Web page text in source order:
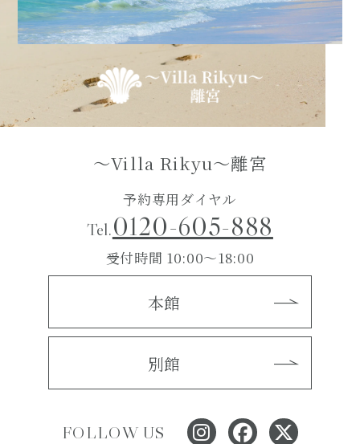
～Villa Rikyu～離宮
予約専用ダイヤル
Tel.0120-605-888
受付時間 10:00～18:00
本館
別館
FOLLOW US